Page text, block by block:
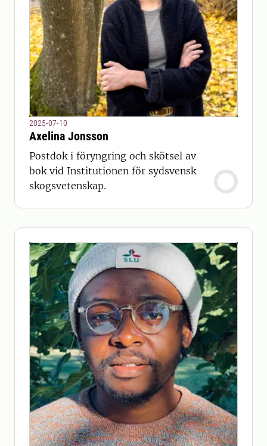
2025-07-10
Axelina Jonsson
Postdok i föryngring och skötsel av
bok vid Institutionen för sydsvensk
skogsvetenskap.